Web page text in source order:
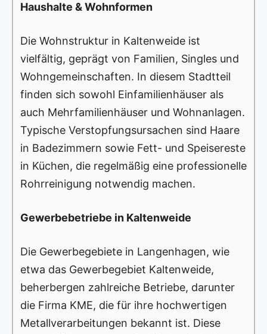
Haushalte & Wohnformen
Die Wohnstruktur in Kaltenweide ist
vielfältig, geprägt von Familien, Singles und
Wohngemeinschaften. In diesem Stadtteil
finden sich sowohl Einfamilienhäuser als
auch Mehrfamilienhäuser und Wohnanlagen.
Typische Verstopfungsursachen sind Haare
in Badezimmern sowie Fett- und Speisereste
in Küchen, die regelmäßig eine professionelle
Rohrreinigung notwendig machen.
Gewerbebetriebe in Kaltenweide
Die Gewerbegebiete in Langenhagen, wie
etwa das Gewerbegebiet Kaltenweide,
beherbergen zahlreiche Betriebe, darunter
die Firma KME, die für ihre hochwertigen
Metallverarbeitungen bekannt ist. Diese